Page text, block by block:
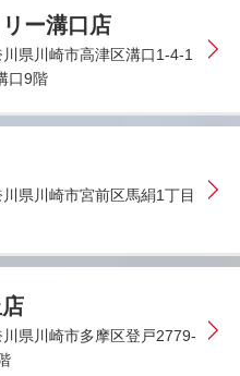
ー溝口店
県川崎市高津区溝口1-4-1
口9階
県川崎市宮前区馬絹1丁目
県川崎市多摩区登戸2779‐